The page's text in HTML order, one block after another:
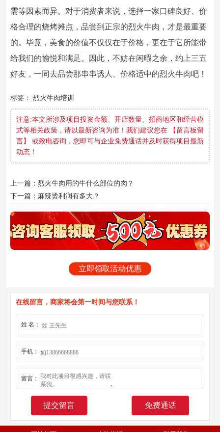
需等因素而异。对于消费者来说，选择一家口碑良好、价
格合理的烧烤摊点，品尝到正宗的烈火牛肉，才是最重要
的。毕竟，美食的价值不仅仅在于价格，更在于它所能带
给我们的愉悦和满足。因此，不妨在闲暇之余，约上三五
好友，一同去品尝那串串诱人、价格适中的烈火牛肉吧！
标签： 烈火牛肉培训
注意:本文所涉及项目投资金额、开店数量、招商地区和经营模
式等相关政策，请以最新咨询为准！我们建议您在 【留言板留
言】 或致电咨询，您即可与企业免费通话并及时获得项目最新
动态！
上一篇：烈火牛肉用的牛什么部位的肉？
下一篇：麻辣烫利润有多大？
立即领取活动优惠
在线留言，商家将会第一时间与您联系！
姓 名：
手机：
留言：
免费通话